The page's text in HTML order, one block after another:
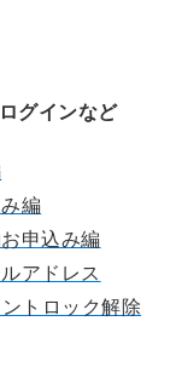
グインなど
編
申込み編
アドレス
トロック解除